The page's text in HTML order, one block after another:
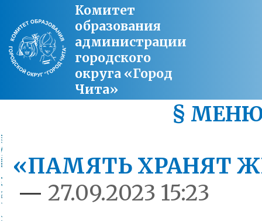
Комитет
образования
администрации
городского
округа «Город
Чита»
§
«ПАМЯТЬ ХРАНЯТ
— 27.09.2023 15:23